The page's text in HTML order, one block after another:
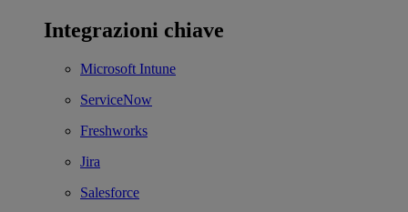
Integrazioni chiave
Microsoft Intune
ServiceNow
Freshworks
Jira
Salesforce